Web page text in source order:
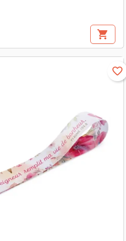
shopping_cart
favorite_border